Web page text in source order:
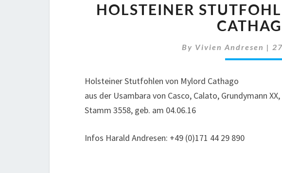
VON
HOLSTEINER
By Vivien Andresen |
Holsteiner Stutfohlen von Mylord Cathago
aus der Usambara von Casco, Calato, Grundymann XX,
Stamm 3558, geb. am 04.06.16
Infos Harald Andresen: +49 (0)171 44 29 890